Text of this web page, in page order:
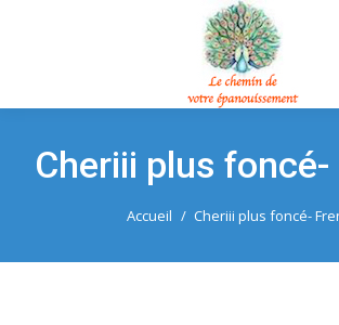
Cheriii plus foncé-
Accueil Cheriii plus foncé-